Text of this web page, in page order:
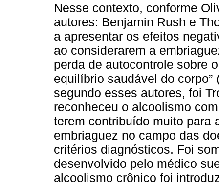
Nesse contexto, conforme
autores: Benjamin Rush e
a apresentar os efeitos
ao considerarem a
perda de autocontrole sobre
equilíbrio saudável do
segundo esses autores, foi
reconheceu o alcoolismo
terem contribuído muito para
embriaguez no campo das
critérios diagnósticos. Foi
desenvolvido pelo médico
alcoolismo crônico foi